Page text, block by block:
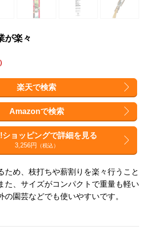
が楽々
楽天で検索
Amazonで検索
ョッピングで詳細を見る
3,256円 （税込）
ため、枝打ちや薪割りを楽々行うこと
た、サイズがコンパクトで重量も軽い
の園芸などでも使いやすいです。